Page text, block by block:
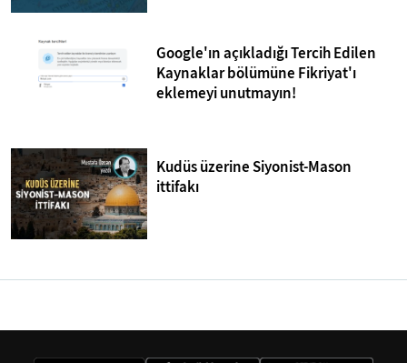
Google'ın açıkladığı Tercih Edilen
Kaynaklar bölümüne Fikriyat'ı
eklemeyi unutmayın!
Kudüs üzerine Siyonist-Mason
ittifakı